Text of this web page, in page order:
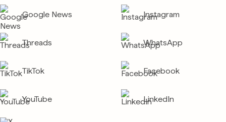
Google News Instagram
Threads WhatsApp
TikTok Facebook
YouTube LinkedIn